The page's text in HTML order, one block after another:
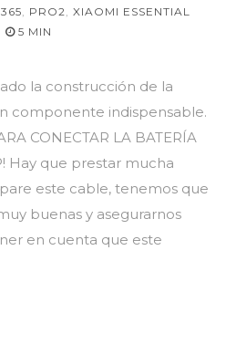
, PRO2, XIAOMI ESSENTIAL
5 MIN
la construcción de la
componente indispensable.
CONECTAR LA BATERÍA
Hay que prestar mucha
este cable, tenemos que
buenas y asegurarnos
en cuenta que este